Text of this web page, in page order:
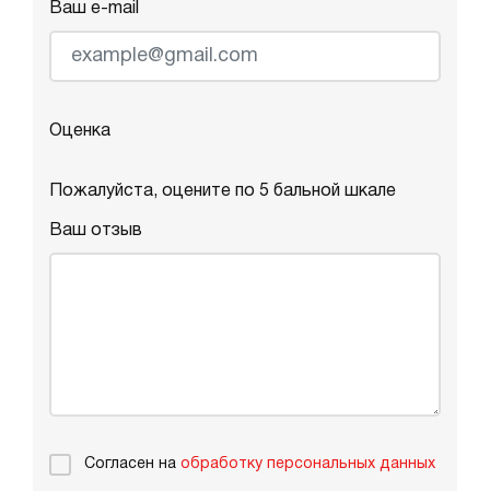
Ваш e-mail
Оценка
Пожалуйста, оцените по 5 бальной шкале
Ваш отзыв
Согласен на обработку персональных данных